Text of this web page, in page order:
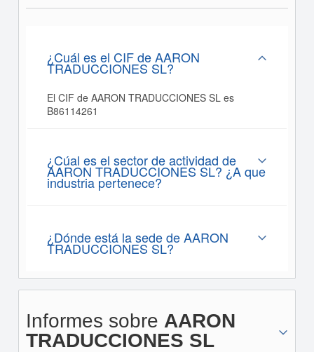
¿Cuál es el CIF de AARON
TRADUCCIONES SL?
El CIF de AARON TRADUCCIONES SL es
B86114261
¿Cúal es el sector de actividad de
AARON TRADUCCIONES SL? ¿A que
industria pertenece?
¿Dónde está la sede de AARON
TRADUCCIONES SL?
Informes sobre AARON
TRADUCCIONES SL